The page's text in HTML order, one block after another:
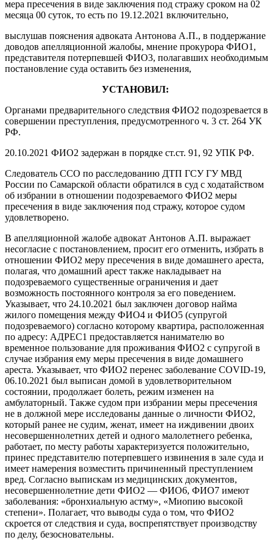
мера пресечения в виде заключения под стражу сроком на 02
месяца 00 суток, то есть по 19.12.2021 включительно,
выслушав пояснения адвоката Антонова А.П., в поддержание
доводов апелляционной жалобы, мнение прокурора ФИО1,
представителя потерпевшей ФИО3, полагавших необходимым
постановление суда оставить без изменения,
УСТАНОВИЛ:
Органами предварительного следствия ФИО2 подозревается в
совершении преступления, предусмотренного ч. 3 ст. 264 УК
РФ.
20.10.2021 ФИО2 задержан в порядке ст.ст. 91, 92 УПК РФ.
Следователь ССО по расследованию ДТП ГСУ ГУ МВД
России по Самарской области обратился в суд с ходатайством
об избрании в отношении подозреваемого ФИО2 меры
пресечения в виде заключения под стражу, которое судом
удовлетворено.
В апелляционной жалобе адвокат Антонов А.П. выражает
несогласие с постановлением, просит его отменить, избрать в
отношении ФИО2 меру пресечения в виде домашнего ареста,
полагая, что домашний арест также накладывает на
подозреваемого существенные ограничения и дает
возможность постоянного контроля за его поведением.
Указывает, что 24.10.2021 был заключен договор найма
жилого помещения между ФИО4 и ФИО5 (супругой
подозреваемого) согласно которому квартира, расположенная
по адресу: АДРЕС1 предоставляется нанимателю во
временное пользование для проживания ФИО2 с супругой в
случае избрания ему меры пресечения в виде домашнего
ареста. Указывает, что ФИО2 перенес заболевание СОVІD-19,
06.10.2021 был выписан домой в удовлетворительном
состоянии, продолжает болеть, режим изменен на
амбулаторный. Также судом при избрании меры пресечения
не в должной мере исследованы данные о личности ФИО2,
который ранее не судим, женат, имеет на иждивении двоих
несовершеннолетних детей и одного малолетнего ребенка,
работает, по месту работы характеризуется положительно,
принес представителю потерпевшего извинения в зале суда и
имеет намерения возместить причиненный преступлением
вред. Согласно выпискам из медицинских документов,
несовершеннолетние дети ФИО2 — ФИО6, ФИО7 имеют
заболевания: «бронхиальную астму», «Миопию высокой
степени». Полагает, что выводы суда о том, что ФИО2
скроется от следствия и суда, воспрепятствует производству
по делу, безосновательны.